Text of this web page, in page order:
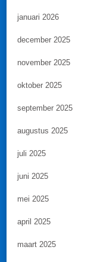
januari 2026
december 2025
november 2025
oktober 2025
september 2025
augustus 2025
juli 2025
juni 2025
mei 2025
april 2025
maart 2025